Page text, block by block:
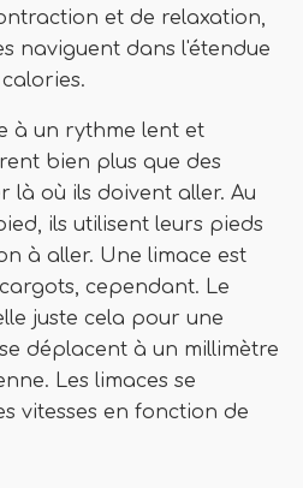
et de relaxation,
naviguent dans l'étendue
à un rythme lent et
bien plus que des
là où ils doivent aller. Au
ils utilisent leurs pieds
à aller. Une limace est
cependant. Le
juste cela pour une
déplacent à un millimètre
Les limaces se
vitesses en fonction de